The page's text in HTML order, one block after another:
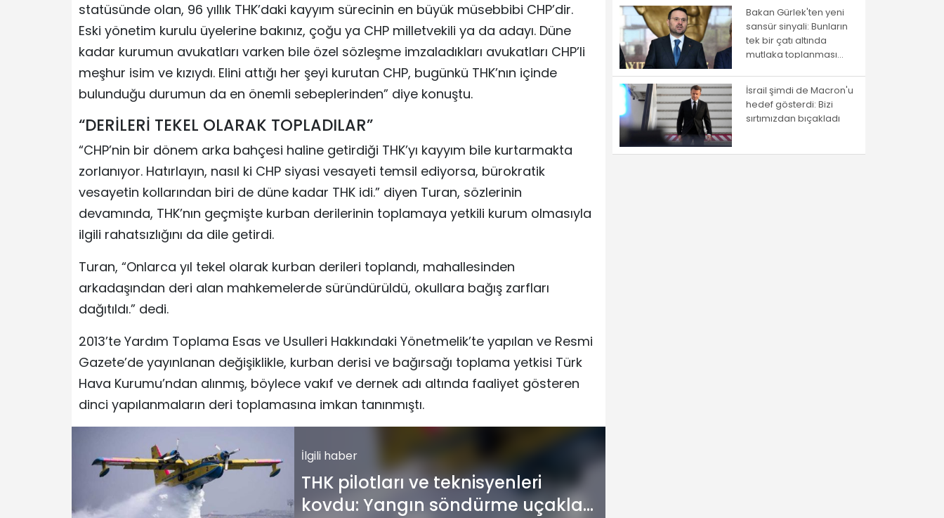
statüsünde olan, 96 yıllık THK’daki kayyım sürecinin en büyük müsebbibi CHP’dir.
Eski yönetim kurulu üyelerine bakınız, çoğu ya CHP milletvekili ya da adayı. Düne
kadar kurumun avukatları varken bile özel sözleşme imzaladıkları avukatları CHP’li
meşhur isim ve kızıydı. Elini attığı her şeyi kurutan CHP, bugünkü THK’nın içinde
bulunduğu durumun da en önemli sebeplerinden” diye konuştu.
“DERİLERİ TEKEL OLARAK TOPLADILAR”
“CHP’nin bir dönem arka bahçesi haline getirdiği THK’yı kayyım bile kurtarmakta
zorlanıyor. Hatırlayın, nasıl ki CHP siyasi vesayeti temsil ediyorsa, bürokratik
vesayetin kollarından biri de düne kadar THK idi.” diyen Turan, sözlerinin
devamında, THK’nın geçmişte kurban derilerinin toplamaya yetkili kurum olmasıyla
ilgili rahatsızlığını da dile getirdi.
Turan, “Onlarca yıl tekel olarak kurban derileri toplandı, mahallesinden
arkadaşından deri alan mahkemelerde süründürüldü, okullara bağış zarfları
dağıtıldı.” dedi.
2013’te Yardım Toplama Esas ve Usulleri Hakkındaki Yönetmelik’te yapılan ve Resmi
Gazete’de yayınlanan değişiklikle, kurban derisi ve bağırsağı toplama yetkisi Türk
Hava Kurumu’ndan alınmış, böylece vakıf ve dernek adı altında faaliyet gösteren
dinci yapılanmaların deri toplamasına imkan tanınmıştı.
İlgili haber
THK pilotları ve teknisyenleri
kovdu: Yangın söndürme uçakları
Bakan Gürlek'ten yeni
sansür sinyali: Bunların
tek bir çatı altında
mutlaka toplanması
İsrail şimdi de Macron'u
hedef gösterdi: Bizi
sırtımızdan bıçakladı